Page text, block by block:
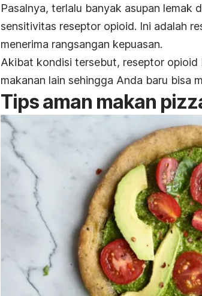
Pasalnya, terlalu banyak asupan lemak
sensitivitas reseptor opioid. Ini adalah
menerima rangsangan kepuasan.
Akibat kondisi tersebut, reseptor opioid
makanan lain sehingga Anda baru bisa
Tips aman makan